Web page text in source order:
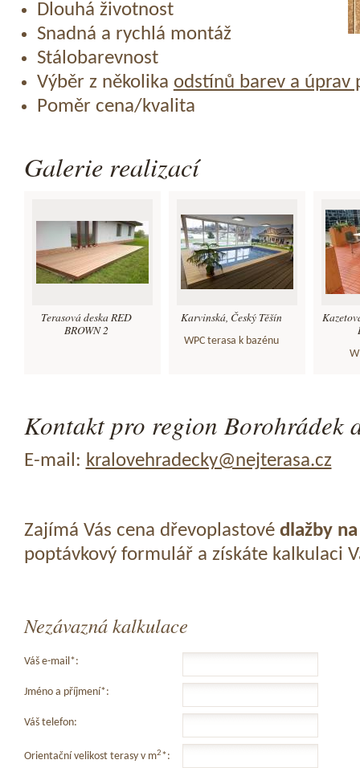
Dlouhá životnost
Snadná a rychlá montáž
Stálobarevnost
Výběr z několika odstínů barev a úprav
Poměr cena/kvalita
Galerie realizací
Terasová deska RED
BROWN 2
Karvinská, Český Těšín
WPC terasa k bazénu
Kontakt pro region Borohrádek
E-mail: kralovehradecky@nejterasa.cz
Zajímá Vás cena dřevoplastové dlažby
poptávkový formulář a získáte kalkulaci
Nezávazná kalkulace
Váš e-mail*:
Jméno a příjmení*:
Váš telefon:
Orientační velikost terasy v m2*: